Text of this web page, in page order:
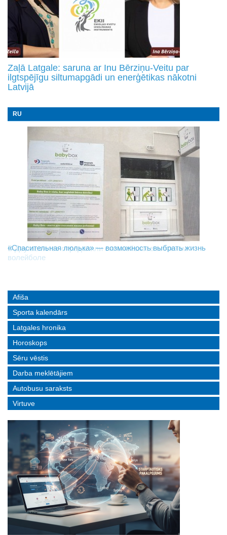
Zaļā Latgale: saruna ar Inu Bērziņu-Veitu par
ilgtspējīgu siltumapgādi un enerģētikas nākotni
Latvijā
RU
В Даугавпилсе определили сильнейших в пляжном
волейболе
«Спасительная люлька» — возможность выбрать жизнь
Новое поколение пограничников: Даугавпилсское
управление пополнили молодые специалисты
Afiša
Sporta kalendārs
Latgales hronika
Horoskops
Sēru vēstis
Darba meklētājiem
Autobusu saraksts
Virtuve